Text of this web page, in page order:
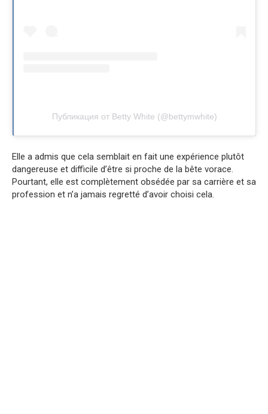
Публикация от Betty White (@bettymwhite)
Elle a admis que cela semblait en fait une expérience plutôt
dangereuse et difficile d’être si proche de la bête vorace.
Pourtant, elle est complètement obsédée par sa carrière et sa
profession et n’a jamais regretté d’avoir choisi cela.